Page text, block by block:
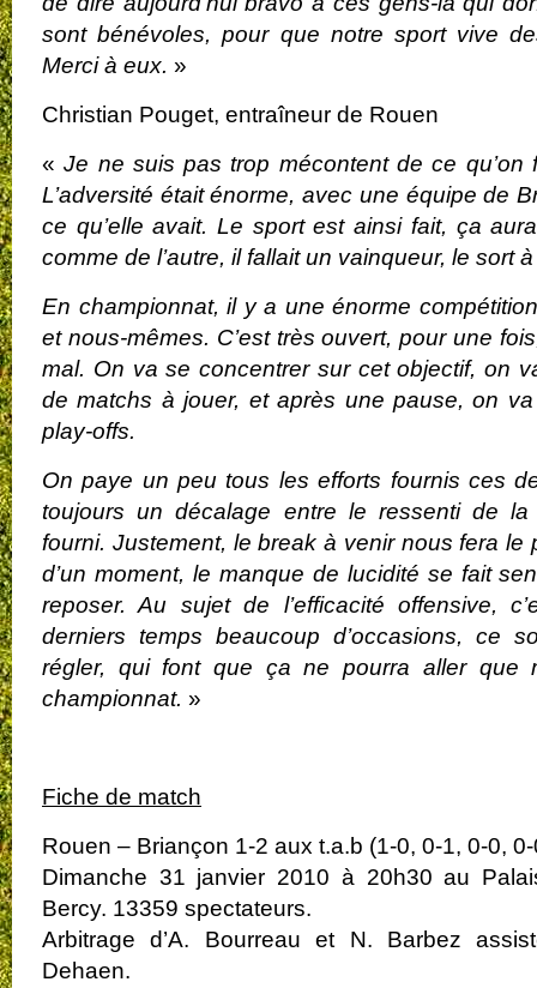
sont bénévoles, pour que notre sport vive
Merci à eux. »
Christian Pouget, entraîneur de Rouen
«Je ne suis pas trop mécontent de ce qu’on
L’adversité était énorme, avec une équipe de
ce qu’elle avait. Le sport est ainsi fait, ça
comme de l’autre, il fallait un vainqueur, le sort
En championnat, il y a une énorme
et nous-mêmes. C’est très ouvert, pour une
mal. On va se concentrer sur cet objectif, on
de matchs à jouer, et après une pause, on
play-offs.
On paye un peu tous les efforts fournis ces
toujours un décalage entre le ressenti de la
fourni. Justement, le break à venir nous fera le
d’un moment, le manque de lucidité se fait
reposer. Au sujet de l’efficacité offensive,
derniers temps beaucoup d’occasions, ce
régler, qui font que ça ne pourra aller que
championnat. »
Fiche de match
Rouen – Briançon 1-2 aux t.a.b (1-0, 0-1, 0-0,
Dimanche 31 janvier 2010 à 20h30 au
Bercy. 13359 spectateurs.
Arbitrage d’A. Bourreau et N. Barbez
Dehaen.